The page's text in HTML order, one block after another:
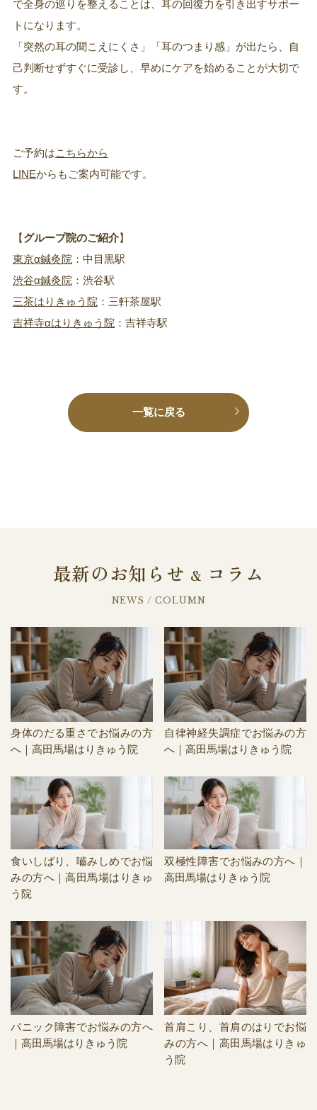
で全身の巡りを整えることは、耳の回復力を引き出すサポー
トになります。
「突然の耳の聞こえにくさ」「耳のつまり感」が出たら、自
己判断せずすぐに受診し、早めにケアを始めることが大切で
す。
ご予約はこちらから
LINEからもご案内可能です。
【グループ院のご紹介】
東京α鍼灸院 ：中目黒駅
渋谷α鍼灸院 ：渋谷駅
三茶はりきゅう院 ：三軒茶屋駅
吉祥寺αはりきゅう院 ：吉祥寺駅
一覧に戻る
最新のお知らせ & コラム
NEWS / COLUMN
身体のだる重さでお悩みの方
へ｜高田馬場はりきゅう院
自律神経失調症でお悩みの方
へ｜高田馬場はりきゅう院
食いしばり、嚙みしめでお悩
みの方へ｜高田馬場はりきゅ
う院
双極性障害でお悩みの方へ｜
高田馬場はりきゅう院
パニック障害でお悩みの方へ
｜高田馬場はりきゅう院
首肩こり、首肩のはりでお悩
みの方へ｜高田馬場はりきゅ
う院